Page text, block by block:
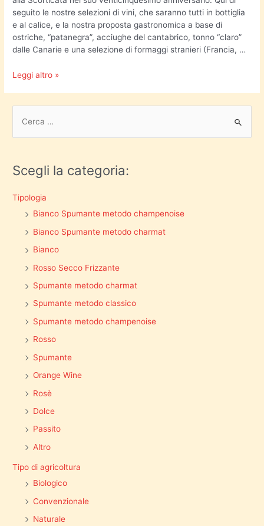
seguito le nostre selezioni di vini, che saranno tutti in bottiglia
e al calice, e la nostra proposta gastronomica a base di
ostriche, “patanegra”, acciughe del cantabrico, tonno “claro”
dalle Canarie e una selezione di formaggi stranieri (Francia, …
Leggi altro »
Scegli la categoria:
Tipologia
Bianco Spumante metodo champenoise
Bianco Spumante metodo charmat
Bianco
Rosso Secco Frizzante
Spumante metodo charmat
Spumante metodo classico
Spumante metodo champenoise
Rosso
Spumante
Orange Wine
Rosè
Dolce
Passito
Altro
Tipo di agricoltura
Biologico
Convenzionale
Naturale